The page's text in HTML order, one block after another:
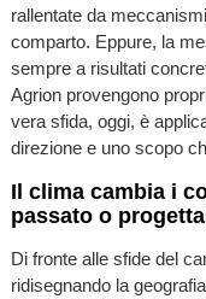
rallentate da
comparto. Eppure, la
sempre a risultati
Agrion provengono
vera sfida, oggi, è
direzione e uno scopo
Il clima cambia i
passato o
Di fronte alle sfide del
ridisegnando la